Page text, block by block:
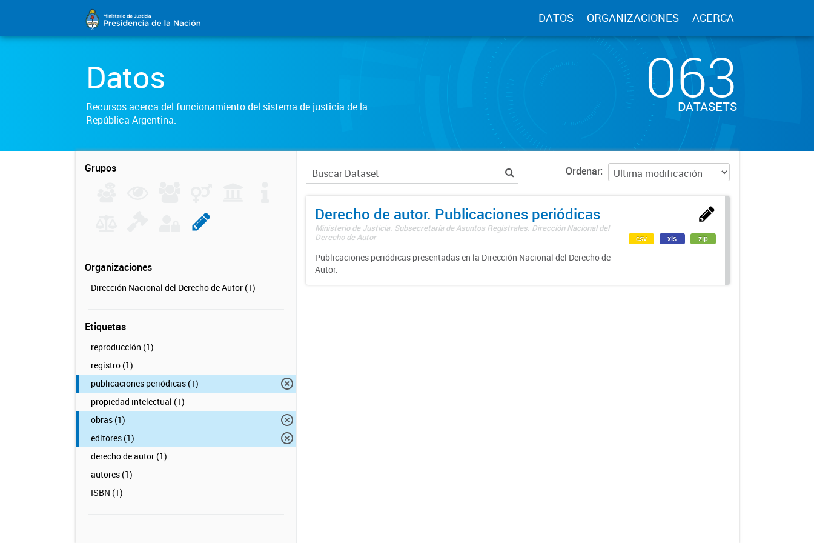
DATOS ORGANIZACIONES ACERCA
Datos
Recursos acerca del funcionamiento del sistema de justicia de la
República Argentina.
063
DATASETS
Grupos
Organizaciones
Dirección Nacional del Derecho de Autor (1)
Etiquetas
reproducción (1)
registro (1)
publicaciones periódicas (1)
propiedad intelectual (1)
obras (1)
editores (1)
derecho de autor (1)
autores (1)
ISBN (1)
Ordenar
Derecho de autor. Publicaciones periódicas
Ministerio de Justicia. Subsecretaría de Asuntos Registrales. Dirección Nacional del
Derecho de Autor
Publicaciones periódicas presentadas en la Dirección Nacional del Derecho de
Autor.
csv xls zip